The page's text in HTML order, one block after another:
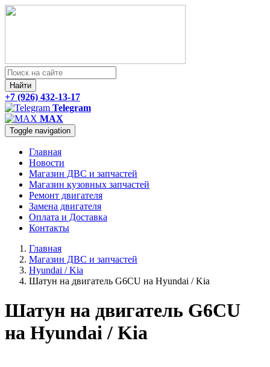
Найти
+7 (926) 432-13-17
Telegram
MAX
Toggle navigation
Главная
Новости
Магазин ДВС и запчастей
Магазин кузовных запчастей
Ремонт двигателя
Замена двигателя
Оплата и Доставка
Контакты
Главная
Магазин ДВС и запчастей
Hyundai / Kia
Шатун на двигатель G6CU на Hyundai / Kia
Шатун на двигатель G6CU
на Hyundai / Kia